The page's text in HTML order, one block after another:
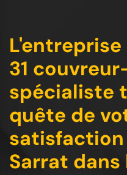
31
spécialiste
quête de
Sarrat dans